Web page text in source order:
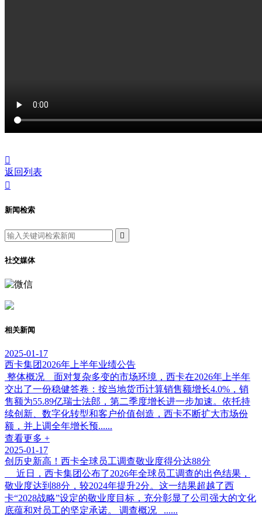

返回列表

新闻检索

社交媒体
相关新闻
2025-01-17
西卡集团2026年上半年业绩公告
整体概况 面对复杂多变的市场环境，西卡在2026年上半年
交出了一份稳健答卷：按当地货币计算销售额增长4.0%，销
售额为55.89亿瑞士法郎，第二季度增长进一步加速。依托持
续创新、数字化转型和客户价值创造，西卡不断扩大市场份
额，并上调全年增长预......
查看更多 +
2025-01-17
创历史新高！西卡全球员工调查敬业度得分达88分
近日，西卡集团公布了2026年全球员工调查的出色结果，
敬业度达到88分，较2024年提升2分。这一结果超越了西
卡“2028战略”设定的敬业度目标，充分彰显了公司强大的文化
底蕴和对员工的坚定承诺。 调查概况 ......